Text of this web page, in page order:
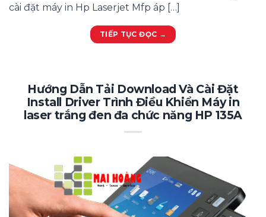
cài đặt máy in Hp Laserjet Mfp áp […]
TIẾP TỤC ĐỌC →
Hướng Dẫn Tải Download Và Cài Đặt
Install Driver Trình Điều Khiển Máy in
laser trắng đen đa chức năng HP 135A